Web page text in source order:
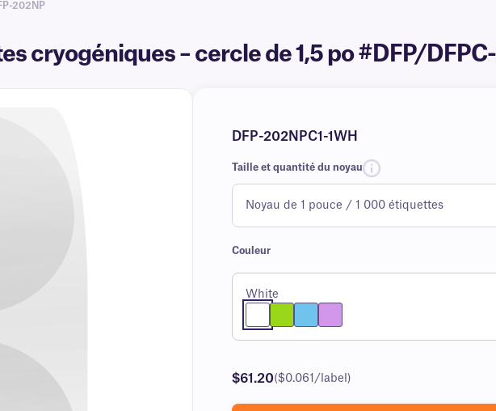
202NP
cryogéniques – cercle de 1,5 po #DFP/
DFP-202NPC1-1WH
Taille et quantité du noyau
Couleur
White
$61.20($0.061/label)